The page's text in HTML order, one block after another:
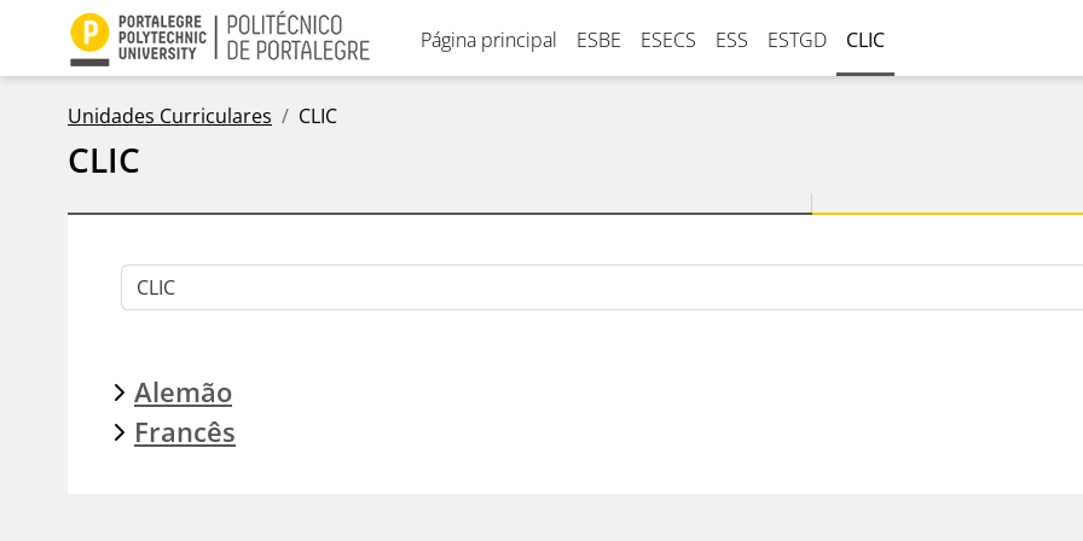
Ir para o conteúdo principal
Página principal
ESBE ESECS ESS ESTGD CLIC
Unidades Curriculares CLIC
CLIC
Categorias de Unidades Curriculares
Alemão
Francês